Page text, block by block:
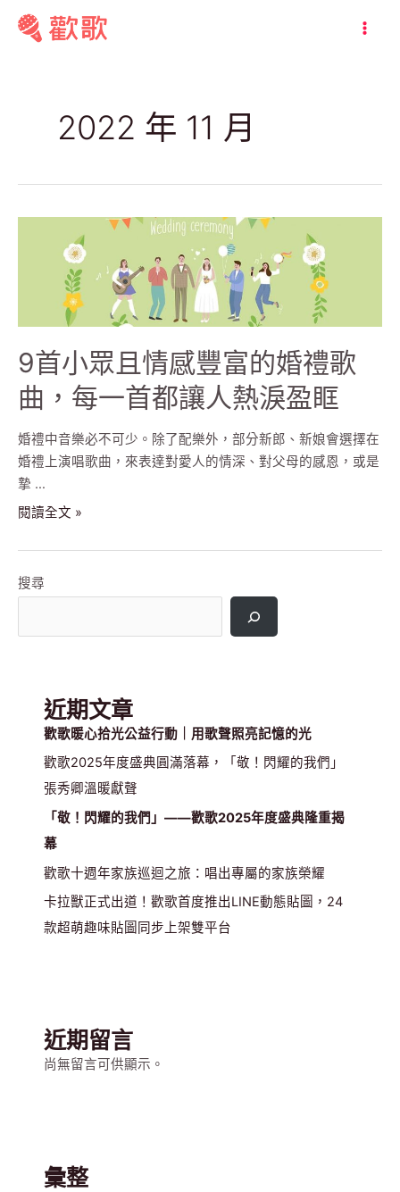
2022 年 11 月
9首小眾且情感豐富的婚禮歌
曲，每一首都讓人熱淚盈眶
婚禮中音樂必不可少。除了配樂外，部分新郎、新娘會選擇在
婚禮上演唱歌曲，來表達對愛人的情深、對父母的感恩，或是
摯 …
9
小
眾
且
閱讀全文 »
搜尋
近期文章
歡歌暖心拾光公益行動｜用歌聲照亮記憶的光
歡歌2025年度盛典圓滿落幕，「敬！閃耀的我們」
張秀卿溫暖獻聲
「敬！閃耀的我們」——歡歌2025年度盛典隆重揭
幕
歡歌十週年家族巡迴之旅：唱出專屬的家族榮耀
卡拉獸正式出道！歡歌首度推出LINE動態貼圖，24
款超萌趣味貼圖同步上架雙平台
近期留言
尚無留言可供顯示。
彙整